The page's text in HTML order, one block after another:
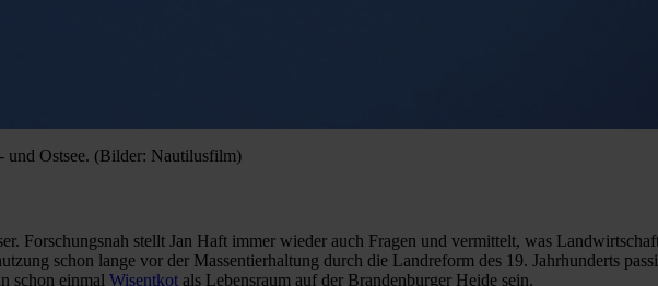
und Ostsee. (Bilder: Nautilusfilm)
Forschungsnah stellt Jan Haft immer wieder auch Fragen und vermittelt, was
schon lange vor der Massentierhaltung durch die Landreform des 19. Jahrhunderts
schon einmal Wisentkot als Lebensraum auf der Brandenburger Heide sein.